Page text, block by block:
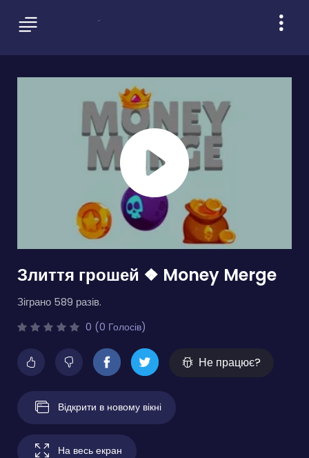
Злиття грошей ❖ Money Merge
Зіграно 589 разів.
0 (0 Голосів)
Не працює?
Відкрити в новому вікні
На весь екран